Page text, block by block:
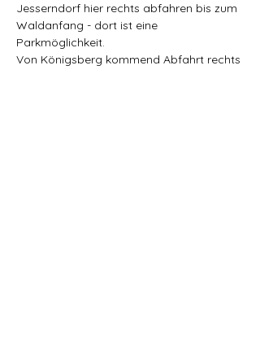
Jesserndorf hier rechts abfahren bis zum
Waldanfang - dort ist eine
Parkmöglichkeit.
Von Königsberg kommend Abfahrt rechts